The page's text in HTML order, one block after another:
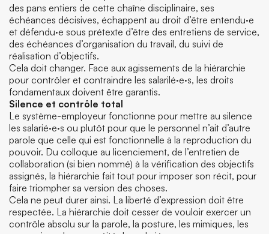
des pans entiers de cette chaîne disciplinaire, ses
échéances décisives, échappent au droit d’être entendu·e
et défendu·e sous prétexte d’être des entretiens de service,
des échéances d’organisation du travail, du suivi de
réalisation d’objectifs.
Cela doit changer. Face aux agissements de la hiérarchie
pour contrôler et contraindre les salarilé·e·s, les droits
fondamentaux doivent être garantis.
Silence et contrôle total
Le système-employeur fonctionne pour mettre au silence
les salarié·e·s ou plutôt pour que le personnel n’ait d’autre
parole que celle qui est fonctionnelle à la reproduction du
pouvoir. Du colloque au licenciement, de l’entretien de
collaboration (si bien nommé) à la vérification des objectifs
assignés, la hiérarchie fait tout pour imposer son récit, pour
faire triompher sa version des choses.
Cela ne peut durer ainsi. La liberté d’expression doit être
respectée. La hiérarchie doit cesser de vouloir exercer un
contrôle absolu sur la parole, la posture, les mimiques, les